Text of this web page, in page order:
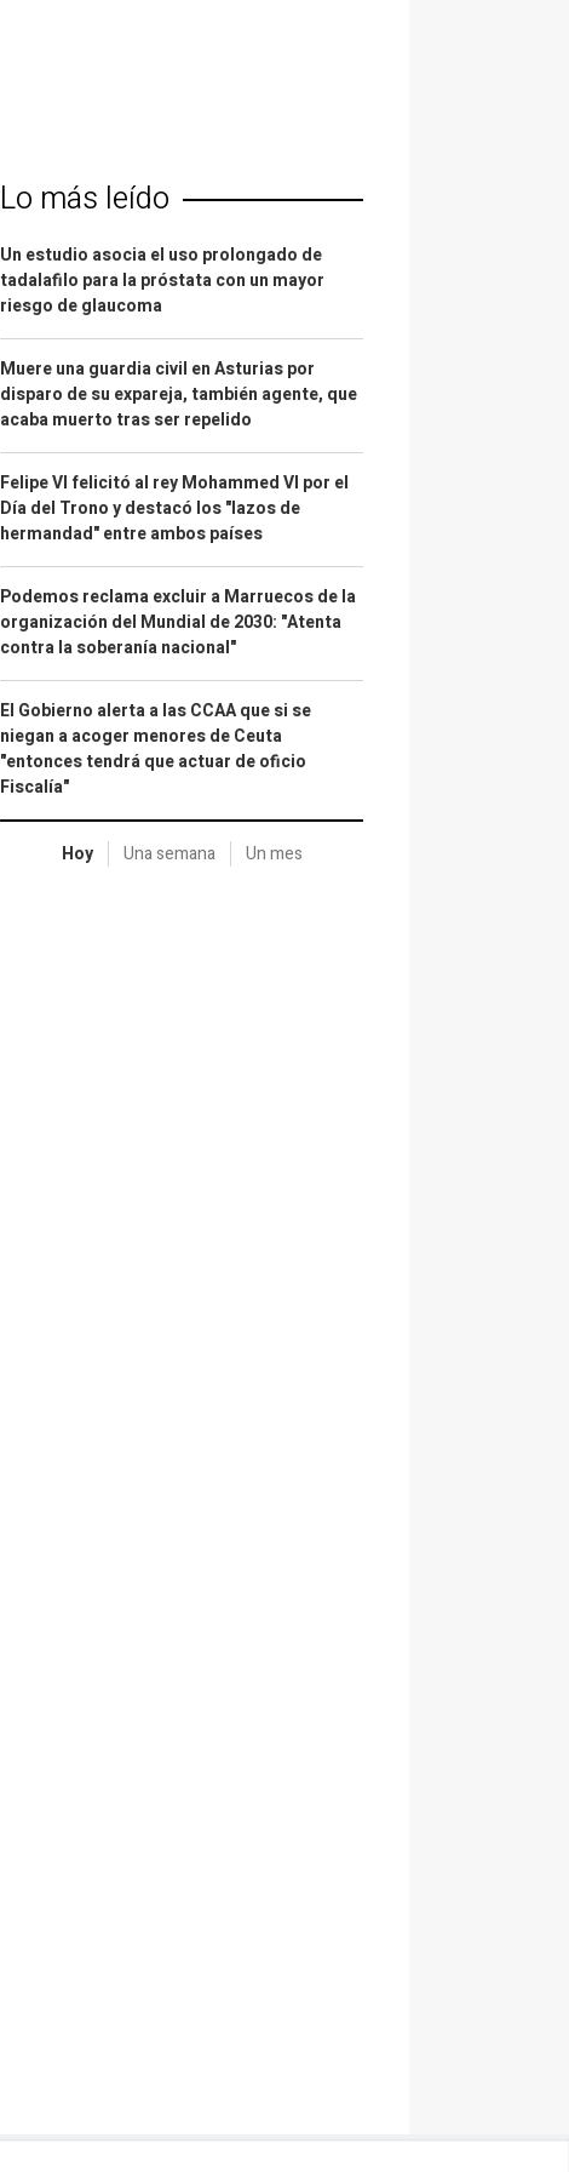
Lo más leído
Un estudio asocia el uso prolongado de
tadalafilo para la próstata con un mayor
riesgo de glaucoma
Muere una guardia civil en Asturias por
disparo de su expareja, también agente, que
acaba muerto tras ser repelido
Felipe VI felicitó al rey Mohammed VI por el
Día del Trono y destacó los "lazos de
hermandad" entre ambos países
Podemos reclama excluir a Marruecos de la
organización del Mundial de 2030: "Atenta
contra la soberanía nacional"
El Gobierno alerta a las CCAA que si se
niegan a acoger menores de Ceuta
"entonces tendrá que actuar de oficio
Fiscalía"
Hoy Una semana Un mes